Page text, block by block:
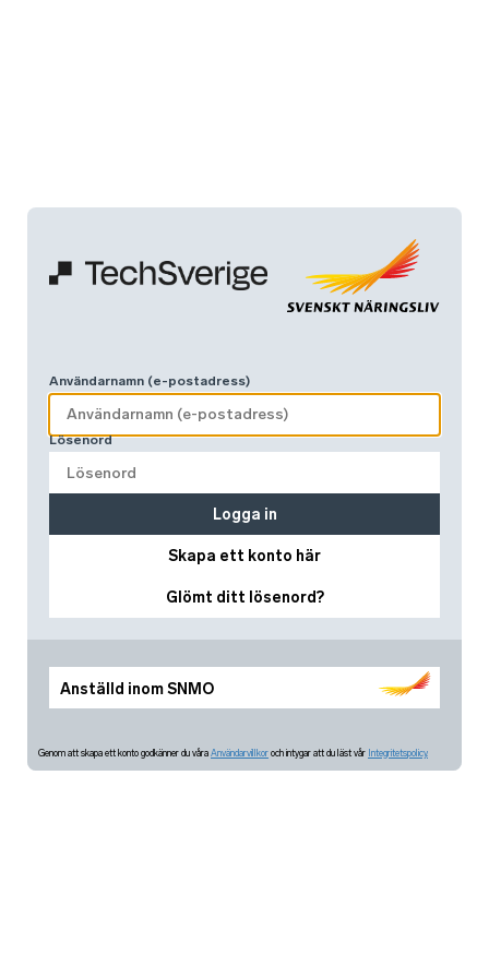
Anställd inom SNMO
Användarnamn (e-postadress)
Lösenord
Skapa ett konto här
Glömt ditt lösenord?
Logga in
Genom att skapa ett konto godkänner du våra Användarvillkor och intygar att du läst vår Integritetspolicy.